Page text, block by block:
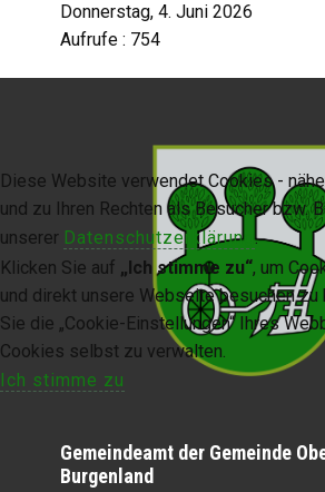
Freizeit
Wirtschaft
Impressum
Datenschutzerklärung
Donnerstag, 4. Juni 2026
Aufrufe : 754
Gemeindeamt der Gemeinde
Burgenland
Diese Website verwendet Cookies -
und zu Ihren Rechten als Besucher bzw.
unserer Datenschutzerklärung.
Klicken Sie auf „Ich stimme zu“, um
und direkt unsere Webseite besuchen zu
Sie die „Cookie-Einstellungen“ Ihres
Cookies selbst zu verwalten.
Ich stimme zu